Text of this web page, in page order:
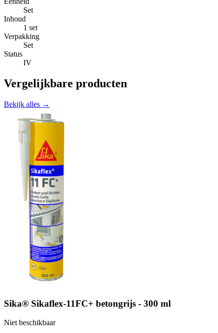
Set
Inhoud
1 set
Verpakking
Set
Status
IV
Vergelijkbare producten
Bekijk alles →
Sika® Sikaflex-11FC+ betongrijs - 300 ml
Niet beschikbaar